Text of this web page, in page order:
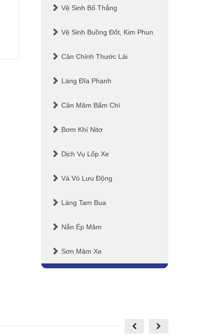
18 5x114.3-0039
Xem thêm
Vệ Sinh Bố Thắng
Vệ Sinh Buồng Đốt, Kim Phun
Cân Chỉnh Thước Lái
Láng Đĩa Phanh
Cân Mâm Bấm Chì
Bơm Khí Nitơ
Dịch Vụ Lốp Xe
Vá Vỏ Lưu Động
Láng Tam Bua
Nắn Ép Mâm
Sơn Mâm Xe